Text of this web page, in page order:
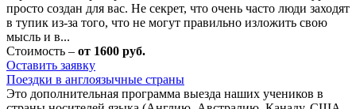
просто создан для вас. Не секрет, что очень часто люди заходят
в тупик из-за того, что не могут правильно изложить свою
мысль и в...
Стоимость – от 1600 руб.
Оставить заявку
Поездки в англоязычные страны
Это дополнительная программа выезда наших учеников в